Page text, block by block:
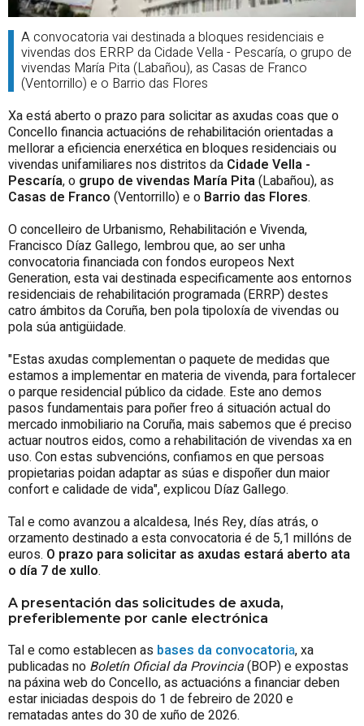
A convocatoria vai destinada a bloques residenciais e
vivendas dos ERRP da Cidade Vella - Pescaría, o grupo de
vivendas María Pita (Labañou), as Casas de Franco
(Ventorrillo) e o Barrio das Flores
Xa está aberto o prazo para solicitar as axudas coas que o
Concello financia actuacións de rehabilitación orientadas a
mellorar a eficiencia enerxética en bloques residenciais ou
vivendas unifamiliares nos distritos da Cidade Vella -
Pescaría, o grupo de vivendas María Pita(Labañou), as
Casas de Franco (Ventorrillo) e o Barrio das Flores.
O concelleiro de Urbanismo, Rehabilitación e Vivenda,
Francisco Díaz Gallego, lembrou que, ao ser unha
convocatoria financiada con fondos europeos Next
Generation, esta vai destinada especificamente aos entornos
residenciais de rehabilitación programada (ERRP) destes
catro ámbitos da Coruña, ben pola tipoloxía de vivendas ou
pola súa antigüidade.
"Estas axudas complementan o paquete de medidas que
estamos a implementar en materia de vivenda, para fortalecer
o parque residencial público da cidade. Este ano demos
pasos fundamentais para poñer freo á situación actual do
mercado inmobiliario na Coruña, mais sabemos que é preciso
actuar noutros eidos, como a rehabilitación de vivendas xa en
uso. Con estas subvencións, confiamos en que persoas
propietarias poidan adaptar as súas e dispoñer dun maior
confort e calidade de vida", explicou Díaz Gallego.
Tal e como avanzou a alcaldesa, Inés Rey, días atrás, o
orzamento destinado a esta convocatoria é de 5,1 millóns de
euros. O prazo para solicitar as axudas estará aberto ata
o día 7 de xullo.
A presentación das solicitudes de axuda,
preferiblemente por canle electrónica
Tal e como establecen as bases da convocatoria, xa
publicadas no Boletín Oficial da Provincia(BOP) e expostas
na páxina web do Concello, as actuacións a financiar deben
estar iniciadas despois do 1 de febreiro de 2020 e
rematadas antes do 30 de xuño de 2026.